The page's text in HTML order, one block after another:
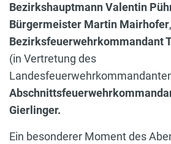
Bezirkshauptmann Valentin
Bürgermeister Martin Mairhofer,
Bezirksfeuerwehrkommandant
(in Vertretung des
Gierlinger.
Ein besonderer Moment des